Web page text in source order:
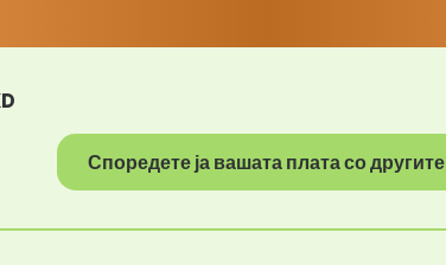
Споредете ја вашата плата со другите